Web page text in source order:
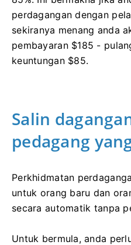
perdagangan dengan
sekiranya menang anda
pembayaran $185 -
keuntungan $85.
Salin
pedagang
Perkhidmatan
untuk orang baru dan
secara automatik tanpa
Untuk bermula, anda